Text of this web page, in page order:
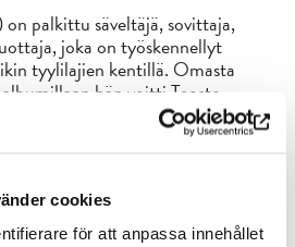
cookies
för att anpassa innehållet
palkittu säveltäjä, sovittaja,
joka on työskennellyt
tyylilajien kentillä. Omasta
hän voitti Teosto-
Milla on konsertoinut
kansanmusiikista
Suomessa Milla on tuttu
yhtyeestä, jossa hän on